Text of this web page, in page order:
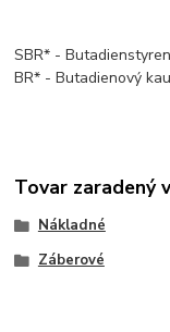
SBR* -
BR* - Butadienový
Tovar zaradený
Nákladné
Záberové